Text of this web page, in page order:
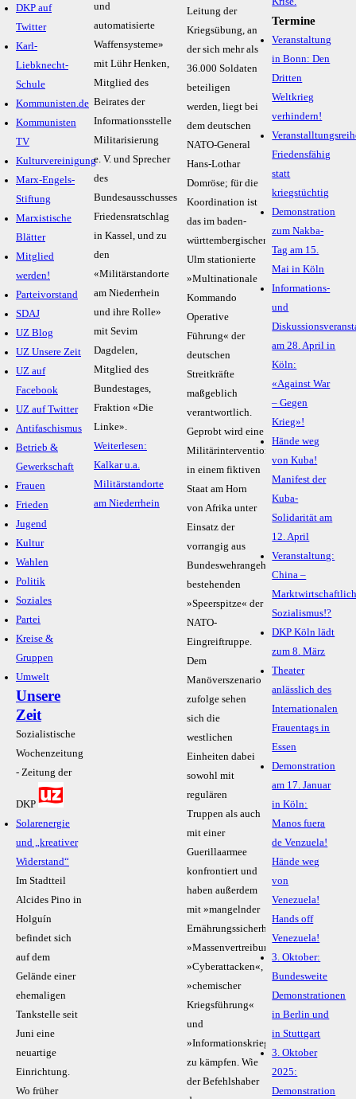
DKP auf
Twitter
Karl-
Liebknecht-
Schule
Kommunisten.de
Kommunisten
TV
Kulturvereinigung
Marx-Engels-
Stiftung
Marxistische
Blätter
Mitglied
werden!
Parteivorstand
SDAJ
UZ Blog
UZ Unsere Zeit
UZ auf
Facebook
UZ auf Twitter
Antifaschismus
Betrieb &
Gewerkschaft
Frauen
Frieden
Jugend
Kultur
Wahlen
Politik
Soziales
Partei
Kreise &
Gruppen
Umwelt
Unsere
Zeit
Sozialistische
Wochenzeitung
- Zeitung der
DKP
Solarenergie
und „kreativer
Widerstand“
Im Stadtteil
Alcides Pino in
Holguín
befindet sich
auf dem
Gelände einer
ehemaligen
Tankstelle seit
Juni eine
neuartige
Einrichtung.
Wo früher
und
automatisierte
Waffensysteme»
mit Lühr Henken,
Mitglied des
Beirates der
Informationsstelle
Militarisierung
e. V. und Sprecher
des
Bundesausschusses
Friedensratschlag
in Kassel, und zu
den
«Militärstandorte
am Niederrhein
und ihre Rolle»
mit Sevim
Dagdelen,
Mitglied des
Bundestages,
Fraktion «Die
Linke».
Weiterlesen:
Kalkar u.a.
Militärstandorte
am Niederrhein
Leitung der
Kriegsübung, an
der sich mehr als
36.000 Soldaten
beteiligen
werden, liegt bei
dem deutschen
NATO-General
Hans-Lothar
Domröse; für die
Koordination ist
das im baden-
württembergischen
Ulm stationierte
»Multinationale
Kommando
Operative
Führung« der
deutschen
Streitkräfte
maßgeblich
verantwortlich.
Geprobt wird eine
Militärintervention
in einem fiktiven
Staat am Horn
von Afrika unter
Einsatz der
vorrangig aus
Bundeswehrangehörigen
bestehenden
»Speerspitze« der
NATO-
Eingreiftruppe.
Dem
Manöverszenario
zufolge sehen
sich die
westlichen
Einheiten dabei
sowohl mit
regulären
Truppen als auch
mit einer
Guerillaarmee
konfrontiert und
haben außerdem
mit »mangelnder
Ernährungssicherheit«,
»Massenvertreibungen«,
»Cyberattacken«,
»chemischer
Kriegsführung«
und
»Informationskrieg«
zu kämpfen. Wie
der Befehlshaber
Termine
Veranstaltung
in Bonn: Den
Dritten
Weltkrieg
verhindern!
Friedensfähig
statt
kriegstüchtig
Demonstration
zum Nakba-
Tag am 15.
Mai in Köln
Informations-
und
am 28. April in
Köln:
«Against War
– Gegen
Krieg»!
Hände weg
von Kuba!
Manifest der
Kuba-
Solidarität am
12. April
Veranstaltung:
China –
Sozialismus!?
DKP Köln lädt
zum 8. März
Theater
anlässlich des
Internationalen
Frauentags in
Essen
Demonstration
am 17. Januar
in Köln:
Manos fuera
de Venzuela!
Hände weg
von
Venezuela!
Hands off
Venezuela!
3. Oktober:
Bundesweite
Demonstrationen
in Berlin und
in Stuttgart
3. Oktober
2025:
Demonstration